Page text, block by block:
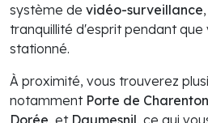
système de vidéo-surveillance
tranquillité d'esprit pendant
stationné.
À proximité, vous trouverez
notamment Porte de Charenton
Dorée, et Daumesnil, ce qui